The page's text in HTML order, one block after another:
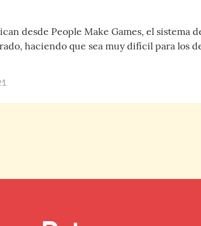
desde People Make Games, el sistema
haciendo que sea muy difícil para los